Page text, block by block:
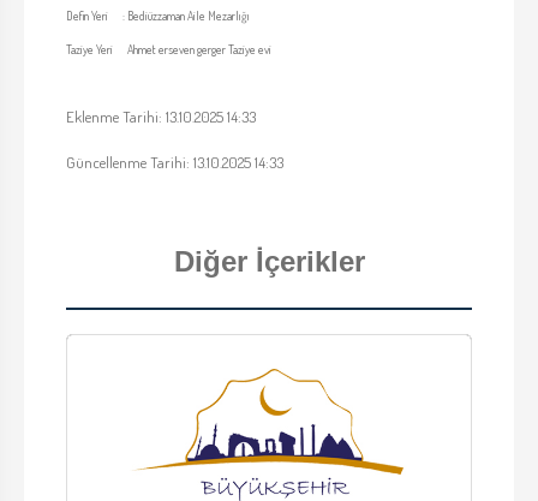
Defin Yeri : Bediüzzaman Aile Mezarlığı
Taziye Yeri Ahmet erseven gerger Taziye evi
Eklenme Tarihi: 13.10.2025 14:33
Güncellenme Tarihi: 13.10.2025 14:33
Diğer İçerikler